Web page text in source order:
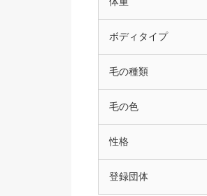
ボディタイプ
毛の種類
毛の色
性格
登録団体